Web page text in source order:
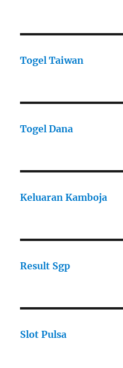
Togel Taiwan
Togel Dana
Keluaran Kamboja
Result Sgp
Slot Pulsa